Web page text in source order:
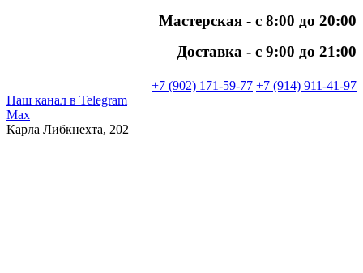
Мастерская - с 8:00 до 20:00
Доставка - с 9:00 до 21:00
+7 (902) 171-59-77 +7 (914) 911-41-97
Наш канал в Telegram
Max
Карла Либкнехта, 202